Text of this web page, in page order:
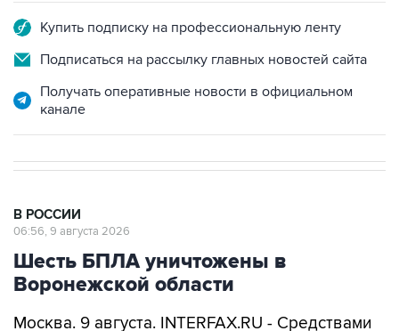
Купить подписку на профессиональную ленту
Подписаться на рассылку главных новостей сайта
Получать оперативные новости в официальном
канале
В РОССИИ
06:56, 9 августа 2026
Шесть БПЛА уничтожены в
Воронежской области
Москва. 9 августа. INTERFAX.RU - Средствами